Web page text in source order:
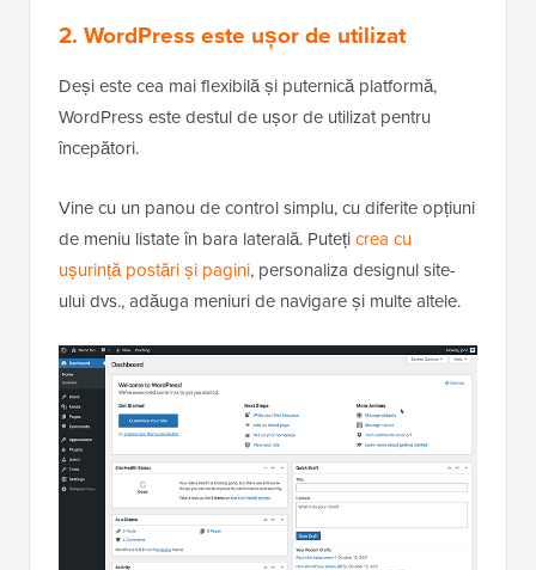
2. WordPress este ușor de utilizat
Deși este cea mai flexibilă și puternică platformă,
WordPress este destul de ușor de utilizat pentru
începători.
Vine cu un panou de control simplu, cu diferite opțiuni
de meniu listate în bara laterală. Putețicrea cu
ușurință postări și pagini, personaliza designul site-
ului dvs., adăuga meniuri de navigare și multe altele.